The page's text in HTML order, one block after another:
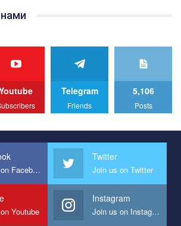
Telegram
Friends
5,106
Posts
Join us on Facebook
Twitter
Join us on Twitter
Youtube
Instagram
Join us on Instagram